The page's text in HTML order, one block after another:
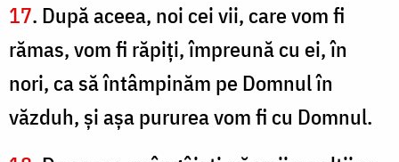
17. După aceea, noi cei vii, care vom fi
rămas, vom fi răpiţi, împreună cu ei, în
nori, ca să întâmpinăm pe Domnul în
văzduh, şi aşa pururea vom fi cu Domnul.